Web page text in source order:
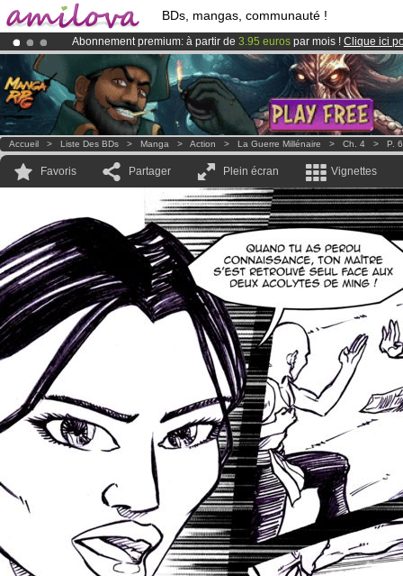
BDs, mangas, communauté !
Abonnement premium: à partir de 3.95 euros par mois ! Clique ici
Déjà 100000membreset 1000BDs & Mangas!
LeKickstarter Amilova est désormais lancé
Accueil > Liste Des BDs > Manga > Action > La Guerre Millénaire > Ch. 4 > P. 6
Favoris Partager Plein écran Vignettes